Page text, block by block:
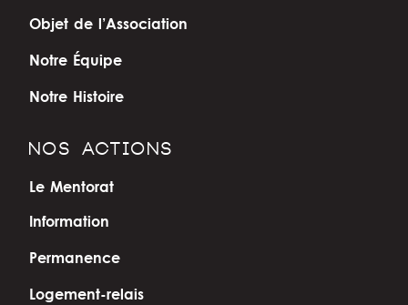
Objet de l’Association
Notre Équipe
Notre Histoire
NOS ACTIONS
Le Mentorat
Information
Permanence
Logement-relais